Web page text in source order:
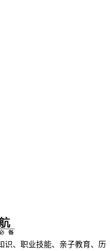
识、职业技能、亲子教育、历